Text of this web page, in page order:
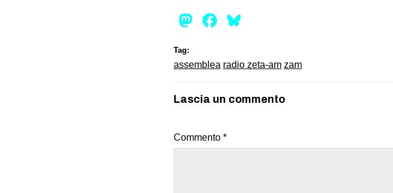
Mastodon
Facebook
Tag:
assemblea radio zeta-am zam
Lascia un commento
Commento *